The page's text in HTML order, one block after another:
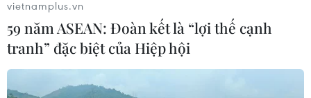
CƠ QUAN CHỦ QUẢN: THÔNG TẤN XÃ VIỆT NAM
vietnamplus.vn
59 năm ASEAN: Đoàn kết là “lợi thế cạnh
tranh” đặc biệt của Hiệp hội